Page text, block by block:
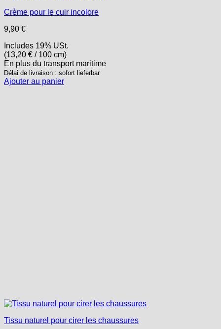
Crème pour le cuir incolore
9,90 €
Includes 19% USt.
(13,20 € / 100 cm)
En plus du transportmaritime
Délai de livraison : sofort lieferbar
Ajouter au panier
Tissu naturel pour cirer les chaussures